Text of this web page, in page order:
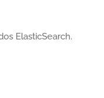
ElasticSearch.